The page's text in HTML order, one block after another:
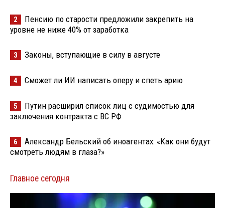
2
Пенсию по старости предложили закрепить на
уровне не ниже 40% от заработка
3 Законы, вступающие в силу в августе
4 Сможет ли ИИ написать оперу и спеть арию
5
Путин расширил список лиц с судимостью для
заключения контракта с ВС РФ
6
Александр Бельский об иноагентах: «Как они будут
смотреть людям в глаза?»
Главное сегодня